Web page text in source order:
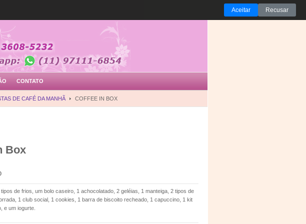
CONTATO
DE CAFÉ DA MANHÃ COFFEE IN BOX
Box
de frios, um bolo caseiro, 1 achocolatado, 2 geléias, 1 manteiga, 2 tipos de
1 club social, 1 cookies, 1 barra de biscoito recheado, 1 capuccino, 1 kit
e um iogurte.
Aceitar Recusar